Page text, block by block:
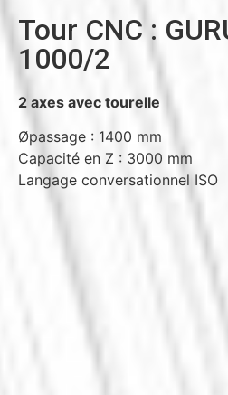
Tour CNC :
1000/2
2 axes avec tourelle
Øpassage : 1400 mm
Capacité en Z : 3000 mm
Langage conversationnel ISO